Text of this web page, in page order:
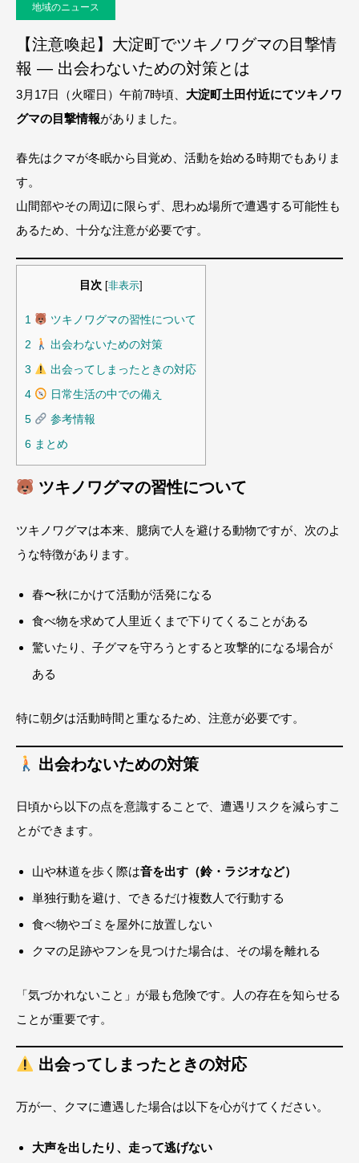
地域のニュース
【注意喚起】大淀町でツキノワグマの目撃情
報 ― 出会わないための対策とは
3月17日（火曜日）午前7時頃、 大淀町土田付近にてツキノワ
グマの目撃情報がありました。
春先はクマが冬眠から目覚め、活動を始める時期でもありま
す。
山間部やその周辺に限らず、思わぬ場所で遭遇する可能性も
あるため、十分な注意が必要です。
目次 [非表示]
1
ツキノワグマの習性について
2
出会わないための対策
3
出会ってしまったときの対応
4
日常生活の中での備え
5
参考情報
6 まとめ
ツキノワグマの習性について
ツキノワグマは本来、臆病で人を避ける動物ですが、次のよ
うな特徴があります。
春〜秋にかけて活動が活発になる
食べ物を求めて人里近くまで下りてくることがある
驚いたり、子グマを守ろうとすると攻撃的になる場合が
ある
特に朝夕は活動時間と重なるため、注意が必要です。
出会わないための対策
日頃から以下の点を意識することで、遭遇リスクを減らすこ
とができます。
山や林道を歩く際は音を出す（鈴・ラジオなど）
単独行動を避け、できるだけ複数人で行動する
食べ物やゴミを屋外に放置しない
クマの足跡やフンを見つけた場合は、その場を離れる
「気づかれないこと」が最も危険です。人の存在を知らせる
ことが重要です。
出会ってしまったときの対応
万が一、クマに遭遇した場合は以下を心がけてください。
大声を出したり、走って逃げない